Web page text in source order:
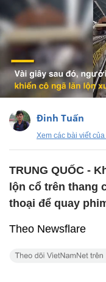
Đinh Tuấn
Xem các bài viết
TRUNG QUỐC -
lộn cổ trên thang
thoại để quay
Theo Newsflare